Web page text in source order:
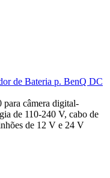
de Bateria p. BenQ DC
câmera digital-
de 110-240 V, cabo de
de 12 V e 24 V